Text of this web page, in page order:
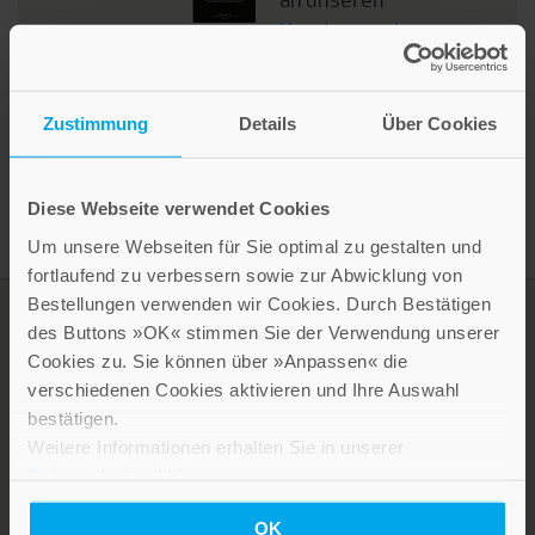
Zustimmung Details Über Cookies
Diese Webseite verwendet Cookies
Um unsere Webseiten für Sie optimal zu gestalten und
fortlaufend zu verbessern sowie zur Abwicklung von
Bestellungen verwenden wir Cookies. Durch Bestätigen
des Buttons »OK« stimmen Sie der Verwendung unserer
Cookies zu. Sie können über »Anpassen« die
verschiedenen Cookies aktivieren und Ihre Auswahl
bestätigen.
Weitere Informationen erhalten Sie in unserer
OK
Kundenservice.
LEBE GUT MAGAZIN